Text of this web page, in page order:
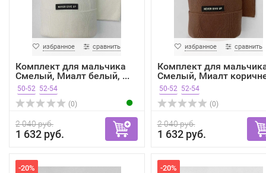
избранное сравнить
Комплект для мальчика
Смелый, Миалт белый, ...
50-52 52-54
(0)
2 040 руб.
1 632 руб.
избранное сравнить
Комплект для
Смелый, Миалт
50-52 52-54
(0)
2 040 руб.
1 632 руб.
-20% -20%